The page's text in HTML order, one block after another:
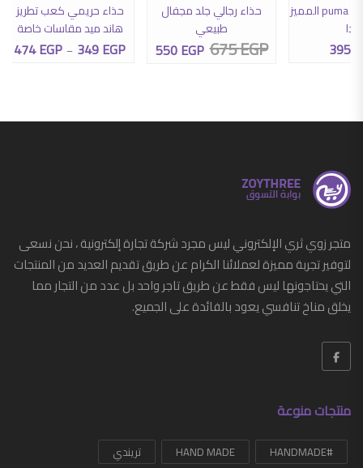
كوتش حريمي puma المميز
جدا
395
حذاء رجالي جلد مجفال
طبيعي
675EGP السعر الأصلي هو: 675 EGP.
550EGP السعر الحالي هو: 550 EGP.
حذاء حريمي كعب تطريز
هاند ميد مقاسات خاصة
349EGP
–
474EGP
متجر زوي ثري الإلكتروني ليس مجرد شركة تجارة إلكترونية ، نحن نسعى
لتوفير تجربة مميزة لعملائنا الكرام عن طريق تقديم العديد من المنتجات
التي يحتاجونها ليس فقط عن طريق تاجر واحد بل عدد من التجار مما
يخلق مناخ تنافسي يعود بالفائدة على الجميع.
منتجات منوعة
#HANDMADE
HAND MADE
تريندي